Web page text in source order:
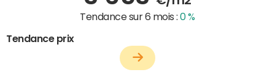
Tendance sur 6 mois :0 %
Tendance prix